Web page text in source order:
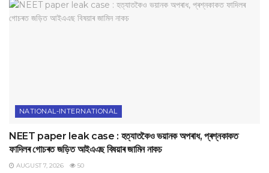
NATIONAL-INTERNATIONAL
NEET paper leak case : হত্যাতকৈও ভয়ানক অপৰাধ, প্ৰশ্নকাকত
ফাদিলৰ গোচৰত জড়িত আইএএছ বিষয়াৰ জামিন নাকচ
AUGUST 7, 2026 50